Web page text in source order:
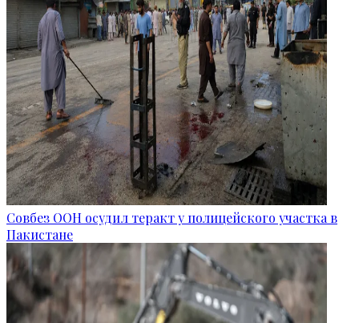
Совбез ООН осудил теракт у полицейского участка в
Пакистане